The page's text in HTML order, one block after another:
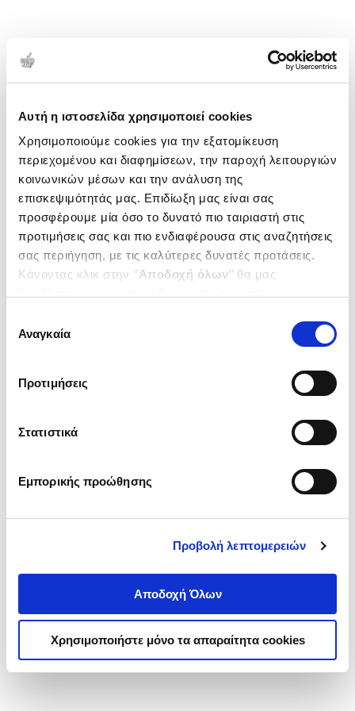
Αυτή η ιστοσελίδα χρησιμοποιεί cookies
Χρησιμοποιούμε cookies για την εξατομίκευση
περιεχομένου και διαφημίσεων, την παροχή λειτουργιών
κοινωνικών μέσων και την ανάλυση της
επισκεψιμότητάς μας. Επιδίωξη μας είναι σας
προσφέρουμε μία όσο το δυνατό πιο ταιριαστή στις
προτιμήσεις σας και πιο ενδιαφέρουσα στις αναζητήσεις
σας περιήγηση, με τις καλύτερες δυνατές προτάσεις.
Κάνοντας κλικ στην ‘’Αποδοχή όλων’’ θα μας
ενδιαφέρουν και να επιλέξετε από τα παρακάτω με την
΄΄και να ενημερωθείτε σχετικά με
συγκατάθεσης
Αναγκαία
Προτιμήσεις
Στατιστικά
Εμπορικής προώθησης
Προβολή λεπτομερειών
Αποδοχή Όλων
Χρησιμοποιήστε μόνο τα απαραίτητα cookies